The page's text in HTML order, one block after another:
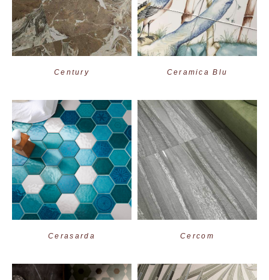
Century Ceramica Blu
Cerasarda Cercom